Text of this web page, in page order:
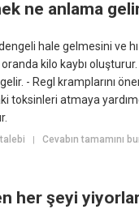
ne anlama
hale gelmesini ve
kilo kaybı oluşturur.
gelir. - Regl kramplarını
toksinleri atmaya
|Cevabın tamamını
her şeyi